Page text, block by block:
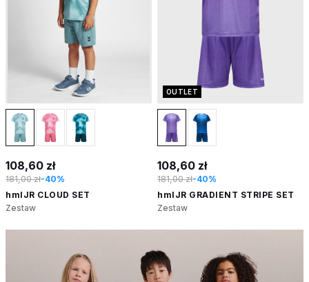
108,60 zł
181,00 zł-40%
hmlJR CLOUD SET
Zestaw
OUTLET
108,60 zł
181,00 zł-40%
hmlJR GRADIENT STRIPE SET
Zestaw